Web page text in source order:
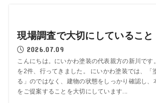
現場調査で大切にしていること
2026.07.09
こんにちは。にいかわ塗装の代表親方の新川です
を2件、行ってきました。 にいかわ塗装では、「
る」のではなく、建物の状態をしっかり確認し、
をご提案することを大切にしています...